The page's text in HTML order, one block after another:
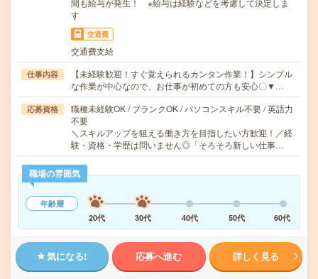
間も給与が発生！ ※給与は経験などを考慮して決定しま
す
交通費
交通費支給
仕事内容
【未経験歓迎！すぐ覚えられるカンタン作業！】シンプル
な作業が中心なので、お仕事が初めての方も安心〇▼…
応募資格
職種未経験OK / ブランクOK / パソコンスキル不要 / 英語力
不要
＼スキルアップを狙える働き方を目指したい方歓迎！／経
験・資格・学歴は問いません◎「そろそろ新しい仕事…
職場の雰囲気
年齢層
20代
30代 40代 50代 60代
気になる! 応募へ進む 詳しく見る